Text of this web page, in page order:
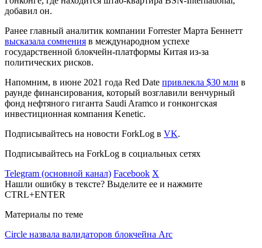
добавил он.
Ранее главный аналитик компании Forrester Марта Беннетт
высказала сомнения в международном успехе
государственной блокчейн-платформы Китая из-за
политических рисков.
Напомним, в июне 2021 года Red Date привлекла $30 млн в
раунде финансирования, который возглавили венчурный
фонд нефтяного гиганта Saudi Aramco и гонконгская
инвестиционная компания Kenetic.
Подписывайтесь на новости ForkLog в VK.
Подписывайтесь на ForkLog в социальных сетях
Telegram (основной канал) Facebook X
Нашли ошибку в тексте? Выделите ее и нажмите
CTRL+ENTER
Материалы по теме
Circle назвала валидаторов блокчейна Arc